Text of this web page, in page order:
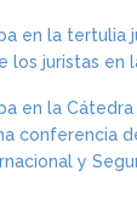
en la tertulia
juristas en
en la Cátedra
conferencia
y